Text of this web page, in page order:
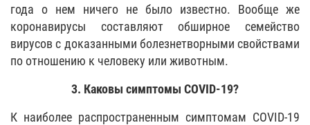
года о нем ничего не было известно. Вообще же
коронавирусы составляют обширное семейство
вирусов с доказанными болезнетворными свойствами
по отношению к человеку или животным.
3. Каковы симптомы COVID-19?
К наиболее распространенным симптомам COVID-19